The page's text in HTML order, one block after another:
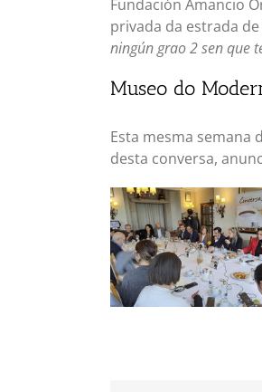
Fundación Amancio
privada da estrada
ningún grao 2 sen que
Museo do
Esta mesma semana
desta conversa,